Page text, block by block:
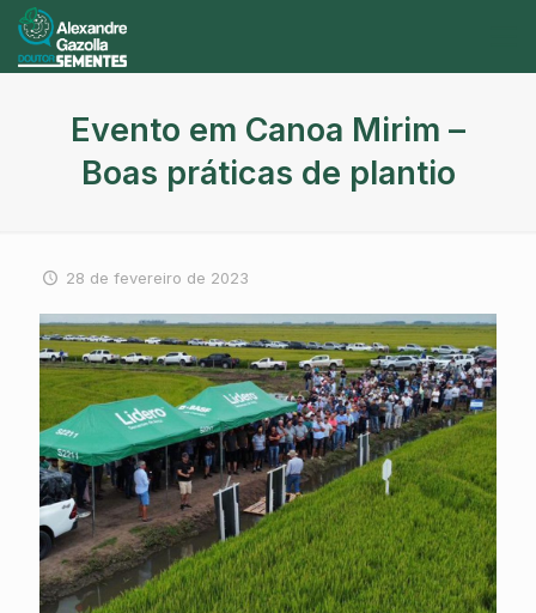
Evento em Canoa Mirim –
Boas práticas de plantio
28 de fevereiro de 2023